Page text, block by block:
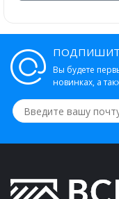
Вы будете
новинках, а